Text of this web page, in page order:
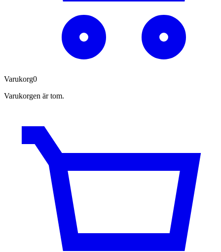
Varukorg0
Varukorgen är tom.